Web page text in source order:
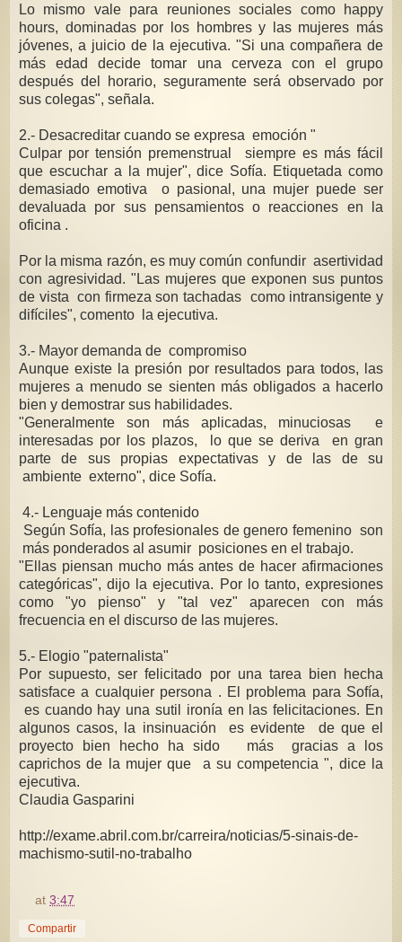
Lo mismo vale para reuniones sociales como happy
hours, dominadas por los hombres y las mujeres más
jóvenes, a juicio de la ejecutiva. "Si una compañera de
más edad decide tomar una cerveza con el grupo
después del horario, seguramente será observado por
sus colegas", señala.
2.- Desacreditar cuando se expresa emoción "
Culpar por tensión premenstrual siempre es más fácil
que escuchar a la mujer", dice Sofía. Etiquetada como
demasiado emotiva o pasional, una mujer puede ser
devaluada por sus pensamientos o reacciones en la
oficina .
Por la misma razón, es muy común confundir asertividad
con agresividad. "Las mujeres que exponen sus puntos
de vista con firmeza son tachadas como intransigente y
difíciles", comento la ejecutiva.
3.- Mayor demanda de compromiso
Aunque existe la presión por resultados para todos, las
mujeres a menudo se sienten más obligados a hacerlo
bien y demostrar sus habilidades.
"Generalmente son más aplicadas, minuciosas e
interesadas por los plazos, lo que se deriva en gran
parte de sus propias expectativas y de las de su
ambiente externo", dice Sofía.
4.- Lenguaje más contenido
Según Sofía, las profesionales de genero femenino son
más ponderados al asumir posiciones en el trabajo.
"Ellas piensan mucho más antes de hacer afirmaciones
categóricas", dijo la ejecutiva. Por lo tanto, expresiones
como "yo pienso" y "tal vez" aparecen con más
frecuencia en el discurso de las mujeres.
5.- Elogio "paternalista"
Por supuesto, ser felicitado por una tarea bien hecha
satisface a cualquier persona . El problema para Sofía,
es cuando hay una sutil ironía en las felicitaciones. En
algunos casos, la insinuación es evidente de que el
proyecto bien hecho ha sido más gracias a los
caprichos de la mujer que a su competencia ", dice la
ejecutiva.
Claudia Gasparini
http://exame.abril.com.br/carreira/noticias/5-sinais-de-
machismo-sutil-no-trabalho
at3:47
Compartir